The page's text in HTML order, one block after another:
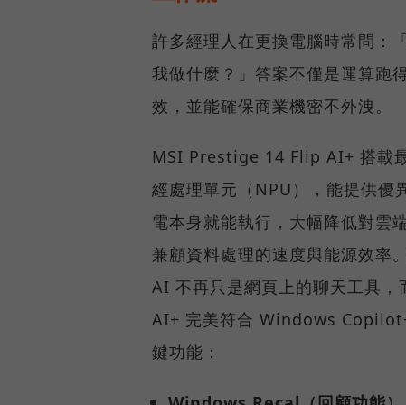
許多經理人在更換電腦時常問：
我做什麼？」答案不僅是運算跑
效，並能確保商業機密不外洩。
MSI Prestige 14 Flip AI+ 搭載
經處理單元（NPU），能提供優
電本身就能執行，大幅降低對雲
兼顧資料處理的速度與能源效率
AI 不再只是網頁上的聊天工具
AI+ 完美符合 Windows
鍵功能：